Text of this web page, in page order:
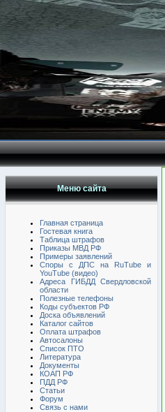
Меню сайта
Главная страница
Гостевая книга
Таблица штрафов
Приказы МВД РФ
Примеры заявлений
Споры с ДПС на RuTube и
YouTube (видео)
Адреса ГИБДД Свердловской
области
Полезные телефоны
Коды субъектов РФ
Доска объявлений
Каталог сайтов
Оплата штрафов
Автосалоны
Список ПТО
Литература
Документы
КОАП РФ
ПДД РФ
Статьи
Форум
Связь с нами